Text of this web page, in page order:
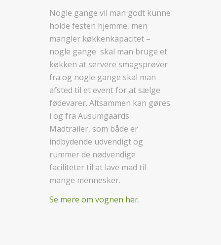
Nogle gange vil man godt kunne
holde festen hjemme, men
mangler køkkenkapacitet –
nogle gange skal man bruge et
køkken at servere smagsprøver
fra og nogle gange skal man
afsted til et event for at sælge
fødevarer. Altsammen kan gøres
i og fra Ausumgaards
Madtrailer, som både er
indbydende udvendigt og
rummer de nødvendige
faciliteter til at lave mad til
mange mennesker.
Se mere om vognen her.